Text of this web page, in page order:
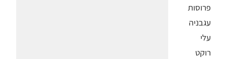
פרוסות
עגבניה
עלי
רוקט